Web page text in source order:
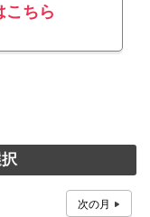
こちら